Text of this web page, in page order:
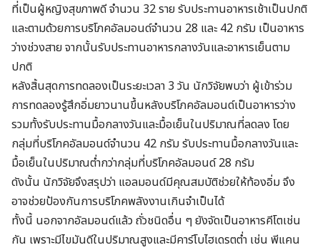
ที่เป็นผู้หญิงสุขภาพดี จำนวน 32 ราย รับประทานอาหารเช้าเป็นปกติ
และตามด้วยการบริโภคอัลมอนด์จำนวน 28 และ 42 กรัม เป็นอาหาร
ว่างช่วงสาย จากนั้นรับประทานอาหารกลางวันและอาหารเย็นตาม
ปกติ
หลังสิ้นสุดการทดลองเป็นระยะเวลา 3 วัน นักวิจัยพบว่า ผู้เข้าร่วม
การทดลองรู้สึกอิ่มยาวนานขึ้นหลังบริโภคอัลมอนด์เป็นอาหารว่าง
รวมทั้งรับประทานมื้อกลางวันและมื้อเย็นในปริมาณที่ลดลง โดย
กลุ่มที่บริโภคอัลมอนด์จำนวน 42 กรัม รับประทานมื้อกลางวันและ
มื้อเย็นในปริมาณต่ำกว่ากลุ่มที่บริโภคอัลมอนด์ 28 กรัม
ดังนั้น นักวิจัยจึงสรุปว่า แอลมอนด์มีคุณสมบัติช่วยให้ท้องอิ่ม จึง
อาจช่วยป้องกันการบริโภคพลังงานเกินจำเป็นได้
ทั้งนี้ นอกจากอัลมอนด์แล้ว ถั่วชนิดอื่น ๆ ยังจัดเป็นอาหารคีโตเช่น
กัน เพราะมีไขมันดีในปริมาณสูงและมีคาร์โบไฮเดรตต่ำ เช่น พีแคน